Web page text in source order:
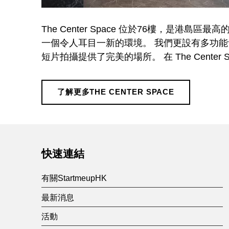
a
c
e
The Center Space 位於76樓，是港島區最高
一個令人耳目一新的環境。 我們更設有多功
短片拍攝提供了完美的場所。 在 The Center
了解更多THE CENTER SPACE
Skip back to main navigation
快速連結
有關StartmeupHK
最新消息
活動